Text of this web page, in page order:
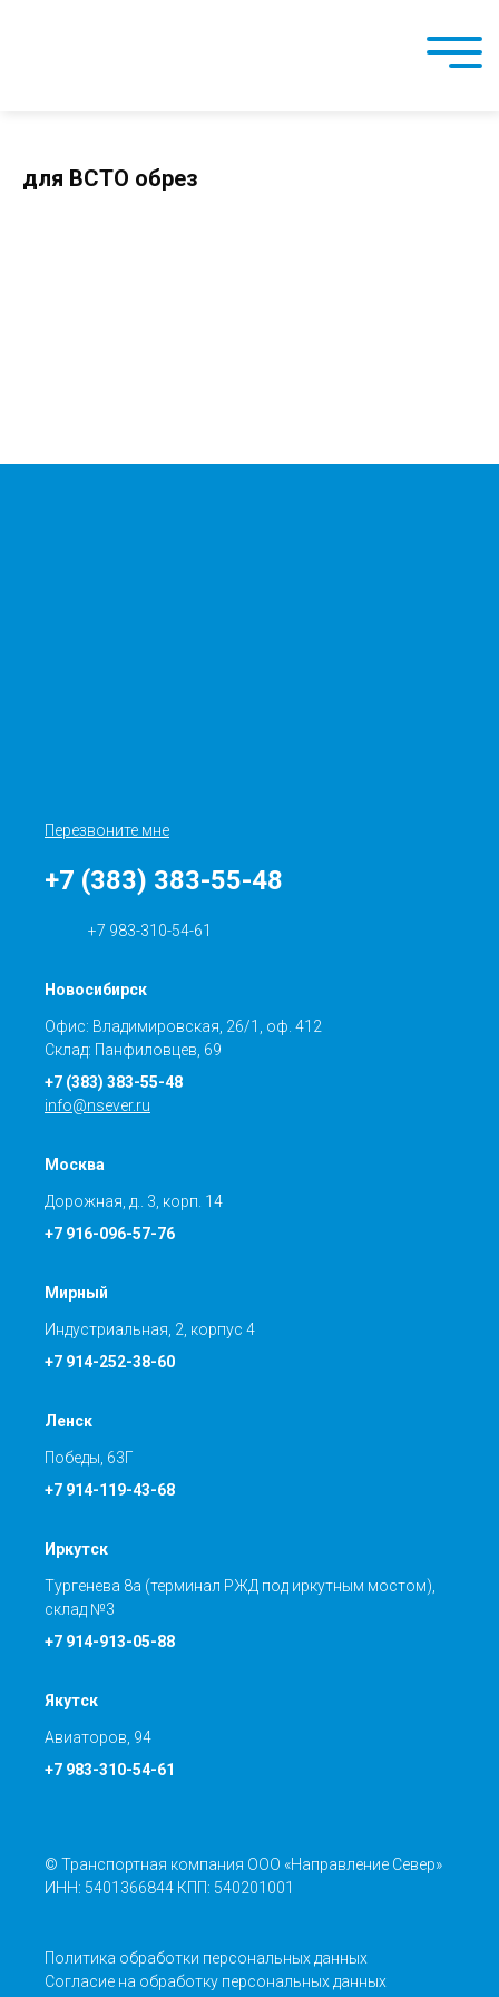
для ВСТО обрез
Перезвоните мне
+7 (383) 383-55-48
+7 983-310-54-61
Новосибирск
Офис: Владимировская, 26/1, оф. 412
Склад: Панфиловцев, 69
+7 (383) 383-55-48
info@nsever.ru
Москва
Дорожная, д.. 3, корп. 14
+7 916-096-57-76
Мирный
Индустриальная, 2, корпус 4
+7 914-252-38-60
Ленск
Победы, 63Г
+7 914-119-43-68
Иркутск
Тургенева 8а (терминал РЖД под иркутным мостом),
склад №3
+7 914-913-05-88
Якутск
Авиаторов, 94
+7 983-310-54-61
© Транспортная компания ООО «Направление Север»
ИНН: 5401366844 КПП: 540201001
Политика обработки персональных данных
Согласие на обработку персональных данных